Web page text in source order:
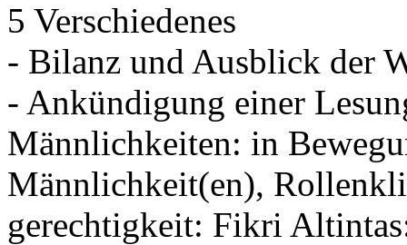
5 Verschiedenes
- Bilanz und Ausblick der
- Ankündigung einer
Männlichkeiten: in
Männlichkeit(en),
gerechtigkeit: Fikri